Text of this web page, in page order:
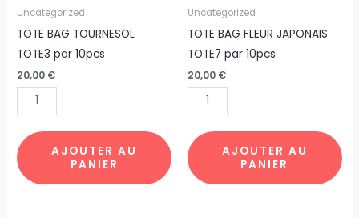
Uncategorized
TOTE BAG TOURNESOL
TOTE3 par 10pcs
20,00 €
quantité
de
TOTE
BAG
TOURNESOL
TOTE3
10pcs
AJOUTER AU
PANIER
Uncategorized
TOTE BAG FLEUR JAPONAIS
TOTE7 par 10pcs
20,00 €
quantité
de
TOTE
BAG
FLEUR
JAPONAIS
TOTE7
par
10pcs
AJOUTER AU
PANIER